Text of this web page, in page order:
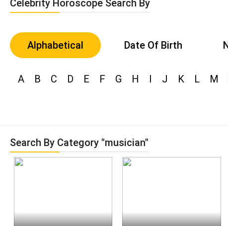
Celebrity Horoscope Search By
Alphabetical Date Of Birth
A B C D E F G H I J K L M
Search By Category "musician"